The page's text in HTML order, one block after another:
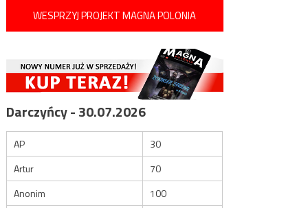
WESPRZYJ PROJEKT MAGNA POLONIA
Darczyńcy - 30.07.2026
AP
30
Artur
70
Anonim
100